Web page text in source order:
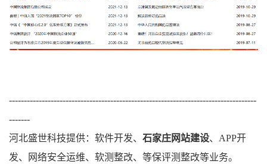
-----------------------------------------------------------------------------------
-------
河北盛世科技提供：软件开发、 石家庄网站建设、 APP开
发、网络安全运维、软测整改、等保评测整改等业务。